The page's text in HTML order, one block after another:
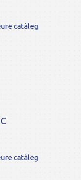
catàleg
catàleg